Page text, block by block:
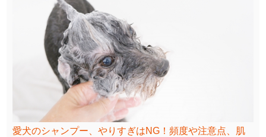
愛犬のシャンプー、やりすぎはNG！頻度や注意点、肌